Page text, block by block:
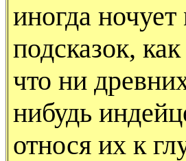
иногда
подсказок,
что ни
нибудь
относя их к